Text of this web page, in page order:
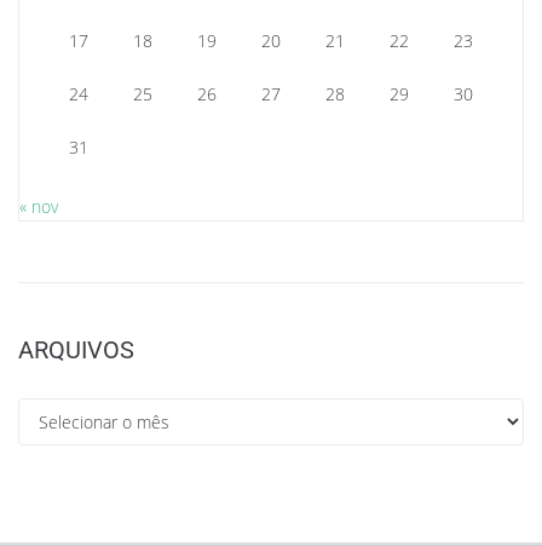
17 18 19 20 21 22 23
24 25 26 27 28 29 30
31
« nov
ARQUIVOS